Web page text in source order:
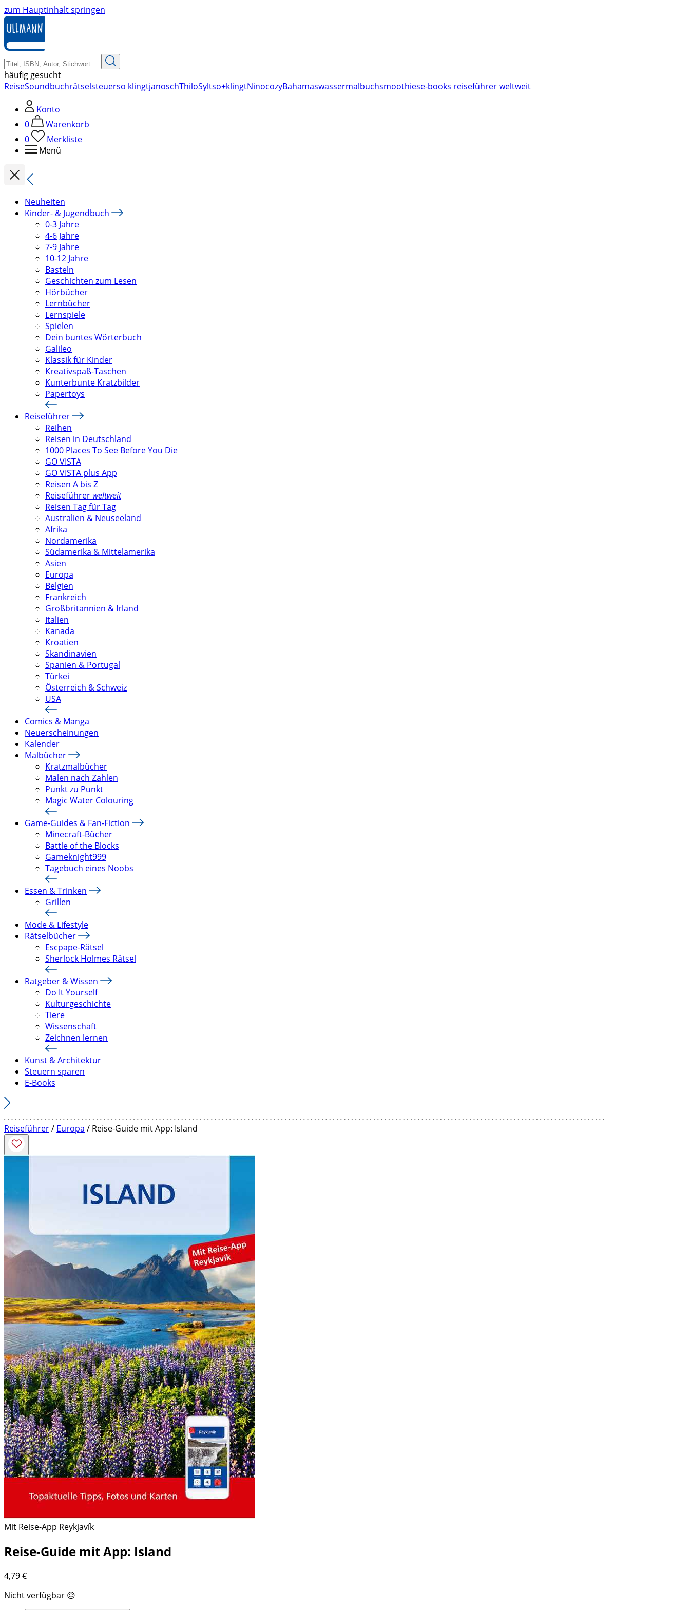
zum Hauptinhalt springen
häufig gesucht
ReiseSoundbuchrätselsteuerso klingtjanoschThiloSyltso+klingtNinocozyBahamaswassermalbuchsmoothiese-books reiseführer weltweit
Konto
0
Warenkorb
0
Merkliste
Menü
Neuheiten
Kinder- & Jugendbuch
0-3 Jahre
4-6 Jahre
7-9 Jahre
10-12 Jahre
Basteln
Geschichten zum Lesen
Hörbücher
Lernbücher
Lernspiele
Spielen
Dein buntes Wörterbuch
Galileo
Klassik für Kinder
Kreativspaß-Taschen
Kunterbunte Kratzbilder
Papertoys
Reiseführer
Reihen
Reisen in Deutschland
1000 Places To See Before You Die
GO VISTA
GO VISTA plus App
Reisen A bis Z
Reiseführer weltweit
Reisen Tag für Tag
Australien & Neuseeland
Afrika
Nordamerika
Südamerika & Mittelamerika
Asien
Europa
Belgien
Frankreich
Großbritannien & Irland
Italien
Kanada
Kroatien
Skandinavien
Spanien & Portugal
Türkei
Österreich & Schweiz
USA
Comics & Manga
Neuerscheinungen
Kalender
Malbücher
Kratzmalbücher
Malen nach Zahlen
Punkt zu Punkt
Magic Water Colouring
Game-Guides & Fan-Fiction
Minecraft-Bücher
Battle of the Blocks
Gameknight999
Tagebuch eines Noobs
Essen & Trinken
Grillen
Mode & Lifestyle
Rätselbücher
Escpape-Rätsel
Sherlock Holmes Rätsel
Ratgeber & Wissen
Do It Yourself
Kulturgeschichte
Tiere
Wissenschaft
Zeichnen lernen
Kunst & Architektur
Steuern sparen
E-Books
Reiseführer/ Europa / Reise-Guide mit App: Island
Mit Reise-App Reykjavík
Reise-Guide mit App: Island
4,79€
Nicht verfügbar 😥